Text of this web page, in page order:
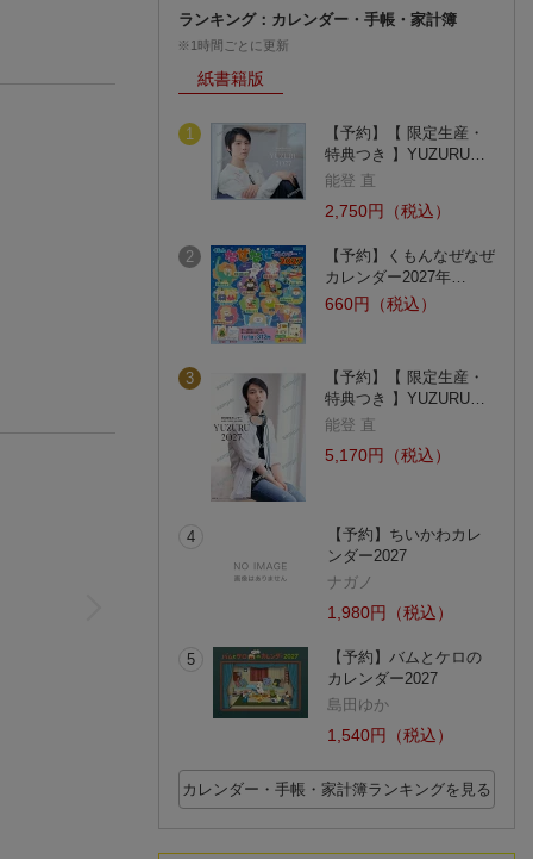
ランキング：カレンダー・手帳・家計簿
※1時間ごとに更新
紙書籍版
1
【予約】【 限定生産・
特典つき 】YUZURU…
能登 直
2,750円（税込）
2
【予約】くもんなぜなぜ
カレンダー2027年…
660円（税込）
3
【予約】【 限定生産・
特典つき 】YUZURU…
能登 直
5,170円（税込）
4
【予約】ちいかわカレ
ンダー2027
ナガノ
1,980円（税込）
5
【予約】バムとケロの
カレンダー2027
島田ゆか
1,540円（税込）
カレンダー・手帳・家計簿ランキングを見る